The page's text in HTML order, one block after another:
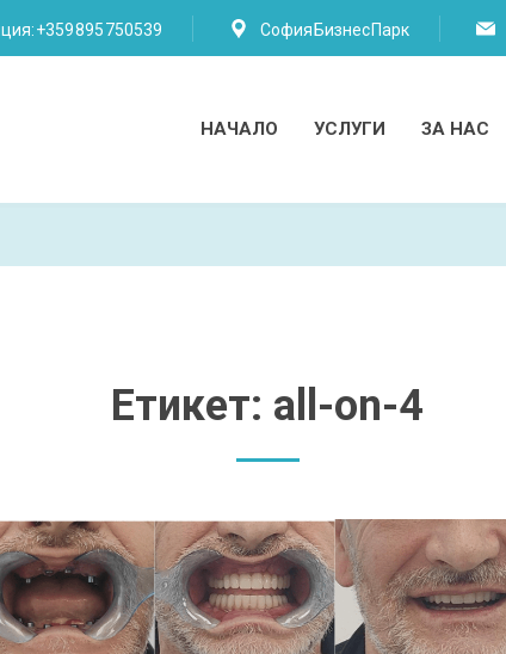
+359 895 750539 София Бизнес Парк
НАЧАЛО УСЛУГИ ЗА НАС
Етикет: all-on-4